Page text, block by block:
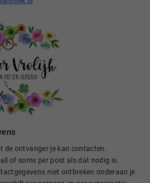
de ontvanger je kan contacten.
of soms per post als dat nodig is.
niet ontbreken onderaan je